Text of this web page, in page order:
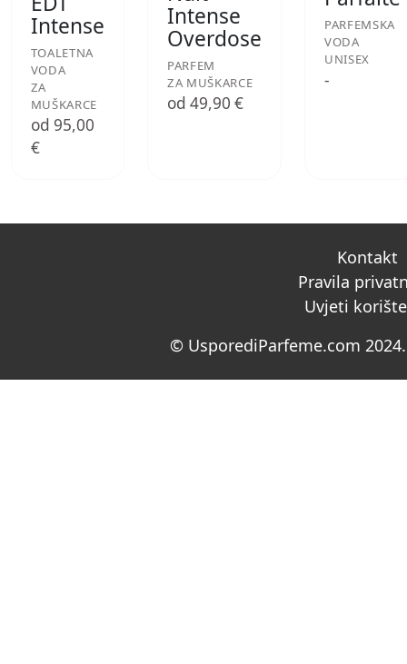
Intense
TOALETNA
VODA
ZA
MUŠKARCE
od 95,00
€
Intense
Overdose
PARFEM
ZA MUŠKARCE
od 49,90 €
PARFEMSKA
VODA
UNISEX
-
Kontakt
Pravila
Uvjeti
© UsporediParfeme.com